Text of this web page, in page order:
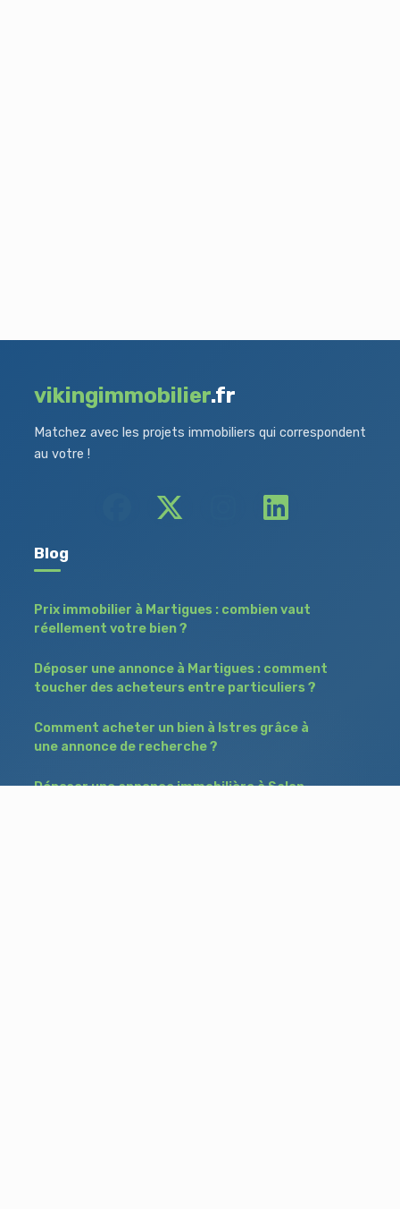
vikingimmobilier.fr
Matchez avec les projets immobiliers qui correspondent
au votre !
Blog
Prix immobilier à Martigues : combien vaut
réellement votre bien ?
Déposer une annonce à Martigues : comment
toucher des acheteurs entre particuliers ?
Comment acheter un bien à Istres grâce à
une annonce de recherche ?
Déposer une annonce immobilière à Salon-